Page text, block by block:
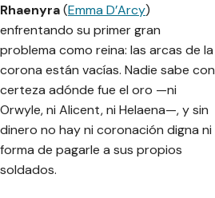
Rhaenyra(Emma D’Arcy)
enfrentando su primer gran
problema como reina: las arcas de la
corona están vacías. Nadie sabe con
certeza adónde fue el oro —ni
Orwyle, ni Alicent, ni Helaena—, y sin
dinero no hay ni coronación digna ni
forma de pagarle a sus propios
soldados.